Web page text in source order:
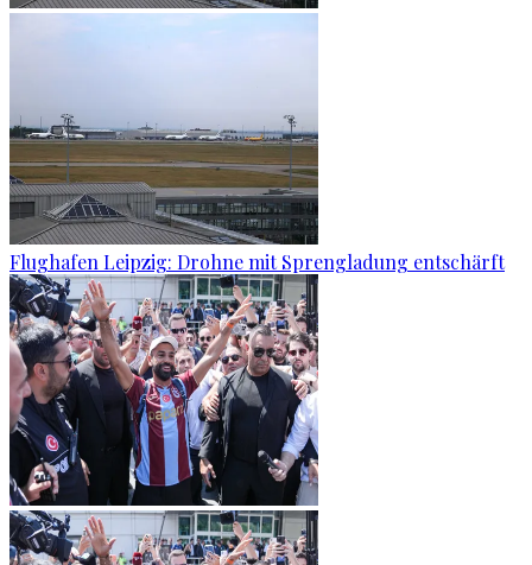
Flughafen Leipzig: Drohne mit Sprengladung entschärft